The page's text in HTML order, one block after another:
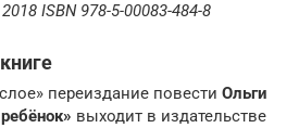
ISBN 978-5-00083-484-8
переиздание повести Ольги
выходит в издательстве